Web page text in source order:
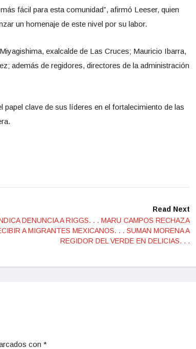
fácil para esta comunidad”, afirmó Leeser, quien
un homenaje de este nivel por su labor.
exalcalde de Las Cruces; Mauricio Ibarra,
además de regidores, directores de la administración
clave de sus líderes en el fortalecimiento de las
Read Next
DENUNCIA A RIGGS. . . MARU CAMPOS RECHAZA
A MIGRANTES MEXICANOS. . . SUMAN MORENA A
REGIDOR DEL VERDE EN DELICIAS. . .
con *